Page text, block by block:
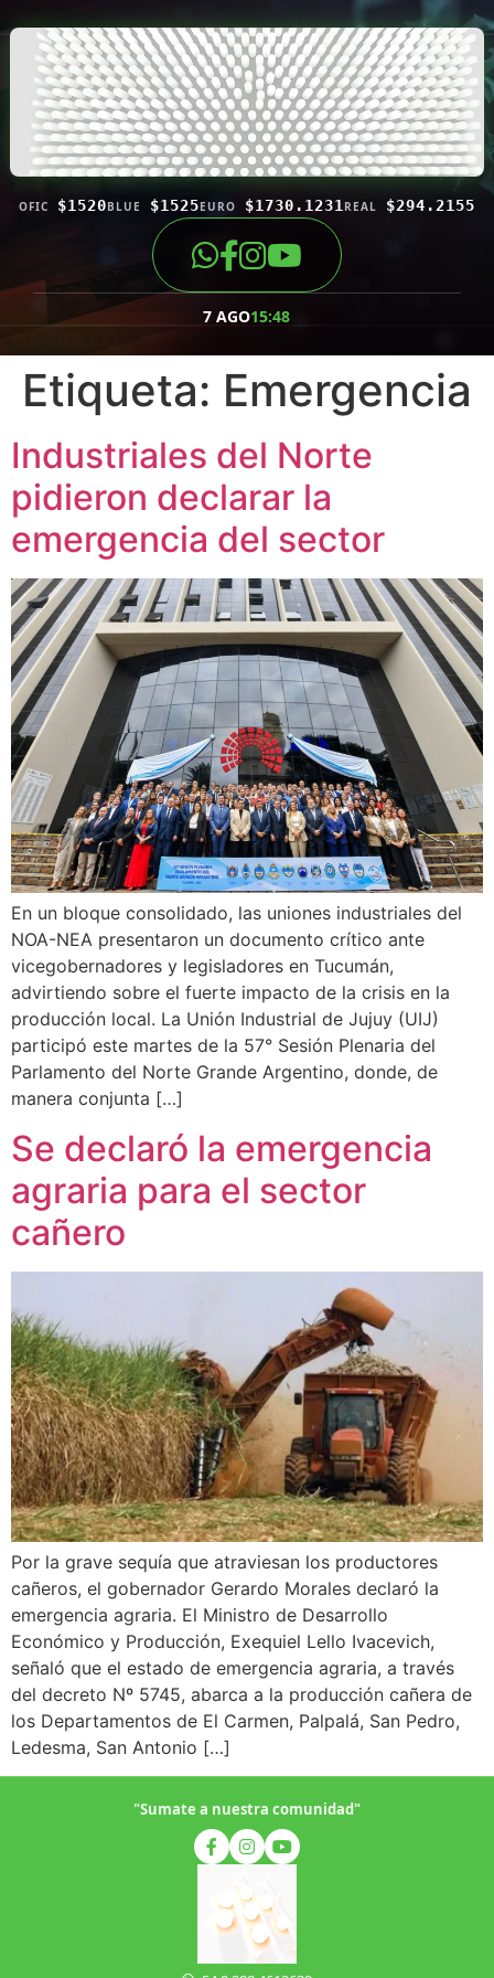
OFIC $1520BLUE $1525EURO $1730.1231 REAL $294.2155
7 AGO15:48
Etiqueta: Emergencia
Industriales del Norte
pidieron declarar la
emergencia del sector
En un bloque consolidado, las uniones industriales del
NOA-NEA presentaron un documento crítico ante
vicegobernadores y legisladores en Tucumán,
advirtiendo sobre el fuerte impacto de la crisis en la
producción local. La Unión Industrial de Jujuy (UIJ)
participó este martes de la 57° Sesión Plenaria del
Parlamento del Norte Grande Argentino, donde, de
manera conjunta […]
Se declaró la emergencia
agraria para el sector
cañero
Por la grave sequía que atraviesan los productores
cañeros, el gobernador Gerardo Morales declaró la
emergencia agraria. El Ministro de Desarrollo
Económico y Producción, Exequiel Lello Ivacevich,
señaló que el estado de emergencia agraria, a través
del decreto Nº 5745, abarca a la producción cañera de
los Departamentos de El Carmen, Palpalá, San Pedro,
Ledesma, San Antonio […]
"Sumate a nuestra comunidad"